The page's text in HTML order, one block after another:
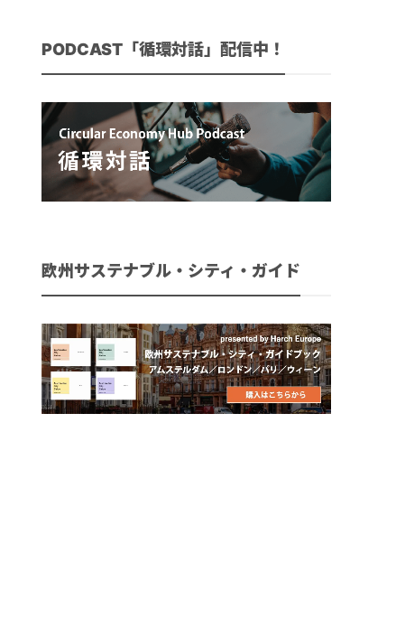
PODCAST「循環対話」配信中！
欧州サステナブル・シティ・ガイド